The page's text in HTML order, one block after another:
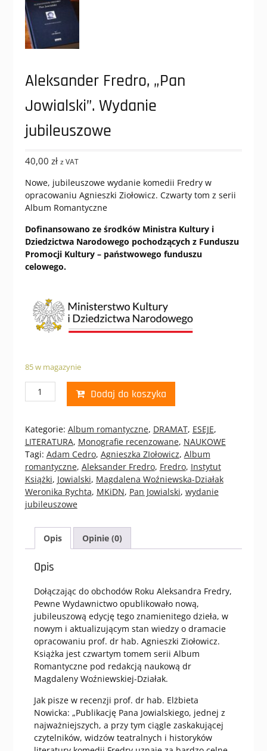
Aleksander Fredro, „Pan
Jowialski”. Wydanie
jubileuszowe
40,00 zł z VAT
Nowe, jubileuszowe wydanie komedii Fredry w
opracowaniu Agnieszki Ziołowicz. Czwarty tom z serii
Album Romantyczne
Dofinansowano ze środków Ministra Kultury i
Dziedzictwa Narodowego pochodzących z Funduszu
Promocji Kultury – państwowego funduszu
celowego.
85 w magazynie
ilość
Aleksander
„Pan
Jowialski”.
Wydanie
jubileuszowe
Dodaj do koszyka
Kategorie: Album romantyczne, DRAMAT, ESEJE,
LITERATURA, Monografie recenzowane, NAUKOWE
Tagi: Adam Cedro, Agnieszka ZIołowicz, Album
romantyczne, Aleksander Fredro, Fredro, Instytut
Książki, Jowialski, Magdalena Woźniewska-Działak
Weronika Rychta, MKiDN, Pan Jowialski, wydanie
jubileuszowe
Opis Opinie (0)
Opis
Dołączając do obchodów Roku Aleksandra Fredry,
Pewne Wydawnictwo opublikowało nową,
jubileuszową edycję tego znamienitego dzieła, w
nowym i aktualizującym stan wiedzy o dramacie
opracowaniu prof. dr hab. Agnieszki Ziołowicz.
Książka jest czwartym tomem serii Album
Romantyczne pod redakcją naukową dr
Magdaleny Woźniewskiej-Działak.
Jak pisze w recenzji prof. dr hab. Elżbieta
Nowicka: „Publikację Pana Jowialskiego, jednej z
najważniejszych, a przy tym ciągle zaskakującej
czytelników, widzów teatralnych i historyków